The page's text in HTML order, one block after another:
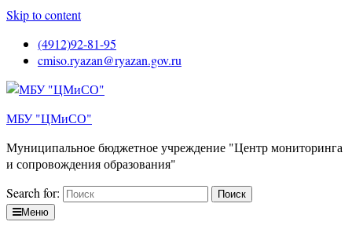
Skip to content
(4912)92-81-95
cmiso.ryazan@ryazan.gov.ru
МБУ "ЦМиСО"
Муниципальное бюджетное учреждение "Центр мониторинга
и сопровождения образования"
Search for:
Меню